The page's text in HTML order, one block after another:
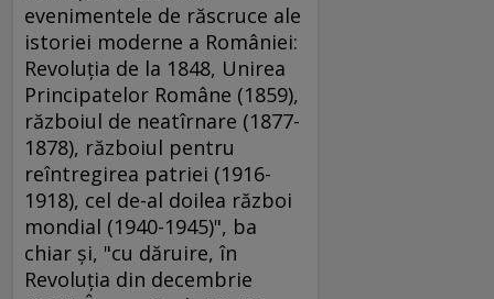
evenimentele de răscruce ale
istoriei moderne a României:
Revoluţia de la 1848, Unirea
Principatelor Române (1859),
războiul de neatîrnare (1877-
1878), războiul pentru
reîntregirea patriei (1916-
1918), cel de-al doilea război
mondial (1940-1945)", ba
chiar şi, "cu dăruire, în
Revoluţia din decembrie